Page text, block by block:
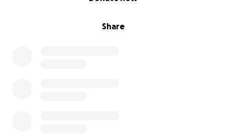
Share
Ho bisogno di fargli le analisi almeno per capire se si
Ringrazio chiunque abbia letto fino a qui e se